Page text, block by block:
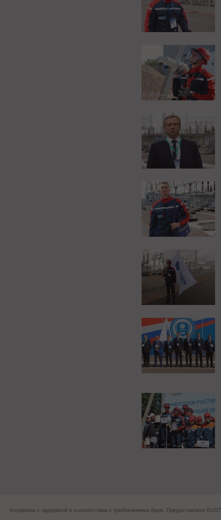
Котировки с задержкой в соответствии с требованиями бирж. Предоставлено